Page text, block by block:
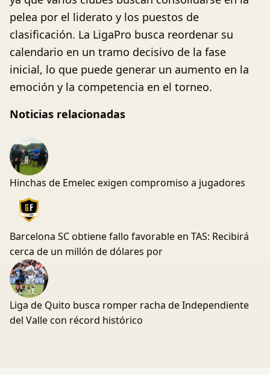
pelea por el liderato y los puestos de
clasificación. La LigaPro busca reordenar su
calendario en un tramo decisivo de la fase
inicial, lo que puede generar un aumento en la
emoción y la competencia en el torneo.
Noticias relacionadas
Hinchas de Emelec exigen compromiso a jugadores
Barcelona SC obtiene fallo favorable en TAS: Recibirá
cerca de un millón de dólares por
Liga de Quito busca romper racha de Independiente
del Valle con récord histórico